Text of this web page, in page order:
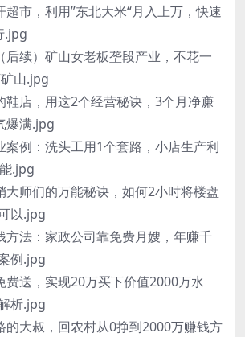
市，利用”东北大米“月入上万，快速
.jpg
续）矿山女老板垄段产业，不花一
山.jpg
店，用这2个经营秘诀，3个月净赚
爆满.jpg
例：洗头工用1个套路，小店生产利
.jpg
师们的万能秘诀，如何2小时将楼盘
以.jpg
法：家政公司靠免费月嫂，年赚千
例.jpg
送，实现20万买下价值2000万水
析.jpg
大叔，回农村从0挣到2000万赚钱方